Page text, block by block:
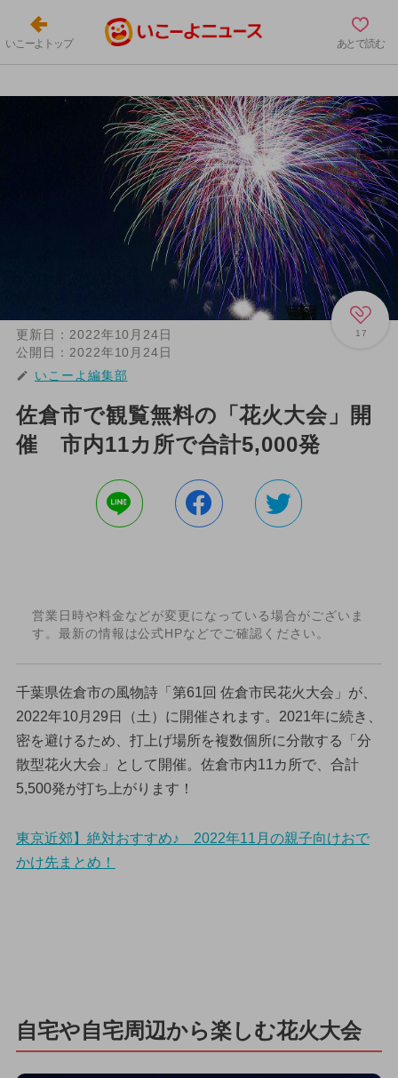
いこーよトップ あとで読む
17
更新日： 2022年10月24日
公開日： 2022年10月24日
いこーよ編集部
佐倉市で観覧無料の「花火大会」開
催 市内11カ所で合計5,000発
営業日時や料金などが変更になっている場合がございま
す。最新の情報は公式HPなどでご確認ください。
千葉県佐倉市の風物詩「第61回 佐倉市民花火大会」が、
2022年10月29日（土）に開催されます。2021年に続き、
密を避けるため、打上げ場所を複数個所に分散する「分
散型花火大会」として開催。佐倉市内11カ所で、合計
5,500発が打ち上がります！
東京近郊】絶対おすすめ♪ 2022年11月の親子向けおで
かけ先まとめ！
自宅や自宅周辺から楽しむ花火大会